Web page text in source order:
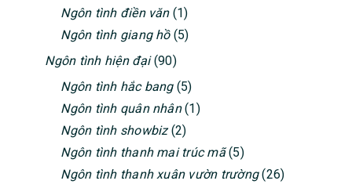
Ngôn tình điền văn(1)
Ngôn tình giang hồ(5)
Ngôn tình hiện đại(90)
Ngôn tình hắc bang(5)
Ngôn tình quân nhân(1)
Ngôn tình showbiz(2)
Ngôn tình thanh mai trúc mã(5)
Ngôn tình thanh xuân vườn trường(26)